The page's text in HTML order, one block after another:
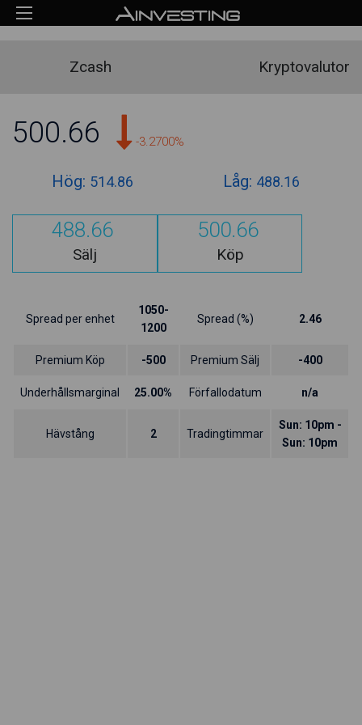
Zcash Kryptovalutor
500.66 -3.2700%
Hög: 514.86 Låg: 488.16
488.66
Sälj
500.66
Köp
Spread per enhet
1050-
1200
Spread (%) 2.46
Premium Köp -500 Premium Sälj -400
Underhållsmarginal 25.00% Förfallodatum n/a
Hävstång 2 Tradingtimmar
Sun: 10pm -
Sun: 10pm